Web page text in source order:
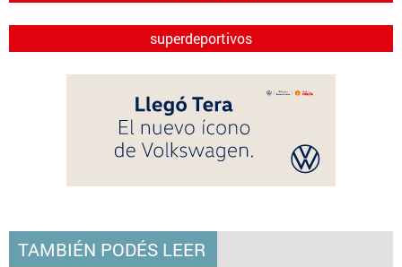
superdeportivos
TAMBIÉN PODÉS LEER